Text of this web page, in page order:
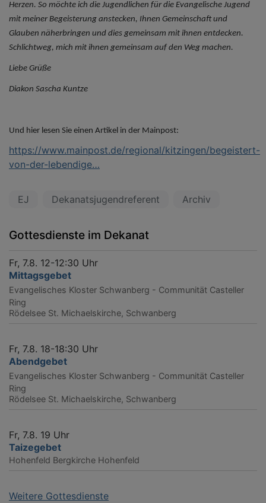
Herzen. So möchte ich die Jugendlichen für die Evangelische Jugend
mit meiner Begeisterung anstecken, Ihnen Gemeinschaft und
Glauben näherbringen und dies gemeinsam mit ihnen entdecken.
Schlichtweg, mich mit ihnen gemeinsam auf den Weg machen.
Liebe Grüße
Diakon Sascha Kuntze
Und hier lesen Sie einen Artikel in der Mainpost:
https://www.mainpost.de/regional/kitzingen/begeistert-
von-der-lebendige…
EJ Dekanatsjugendreferent Archiv
Gottesdienste im Dekanat
Fr, 7.8. 12-12:30 Uhr
Mittagsgebet
Evangelisches Kloster Schwanberg - Communität Casteller
Ring
Rödelsee St. Michaelskirche, Schwanberg
Fr, 7.8. 18-18:30 Uhr
Abendgebet
Evangelisches Kloster Schwanberg - Communität Casteller
Ring
Rödelsee St. Michaelskirche, Schwanberg
Fr, 7.8. 19 Uhr
Taizegebet
Hohenfeld Bergkirche Hohenfeld
Weitere Gottesdienste